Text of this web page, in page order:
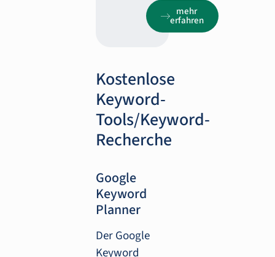
mehr
erfahren
Kostenlose
Keyword-
Tools/Keyword-
Recherche
Google
Keyword
Planner
Der Google
Keyword